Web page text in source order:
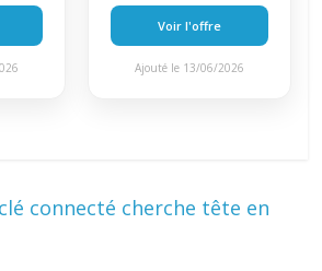
Voir l'offre
Ajouté le 13/06/2026
connecté cherche tête en